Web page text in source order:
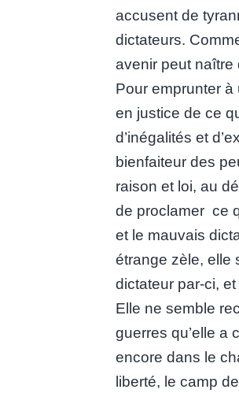
accusent de
dictateurs.
avenir peut naître
Pour emprunter à
en justice de ce
d’inégalités et
bienfaiteur des
raison et loi, au
de proclamer ce
et le mauvais
étrange zèle, elle
dictateur par-ci,
Elle ne semble
guerres qu’elle a
encore dans le
liberté, le camp